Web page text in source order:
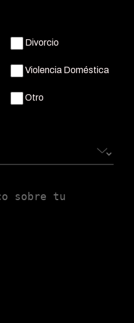
Divorcio
Violencia Doméstica
Otro